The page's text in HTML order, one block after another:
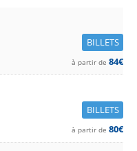
BILLETS
à partir de 84€
BILLETS
à partir de 80€